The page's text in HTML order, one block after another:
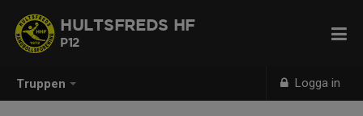
Truppen Logga in
HULTSFREDS HF
P12